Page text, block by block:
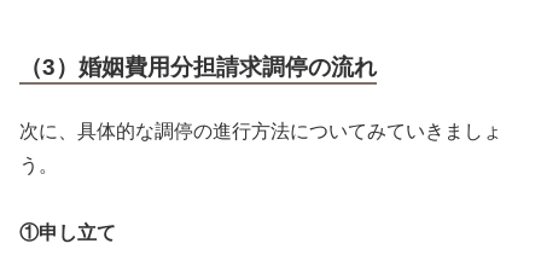
（3）婚姻費用分担請求調停の流れ
次に、具体的な調停の進行方法についてみていきましょ
う。
①申し立て